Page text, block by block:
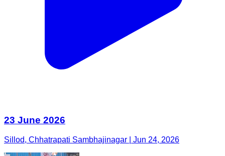
23 June 2026
Sillod, Chhatrapati Sambhajinagar | Jun 24, 2026